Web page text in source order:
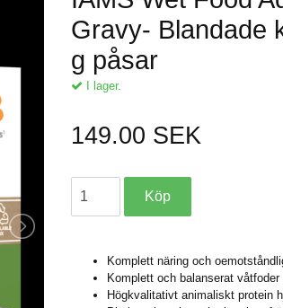
Gravy- Blandade
g påsar
I lager.
149.00 SEK
Komplett näring och
Komplett och balanserat
Högkvalitativt animaliskt protein